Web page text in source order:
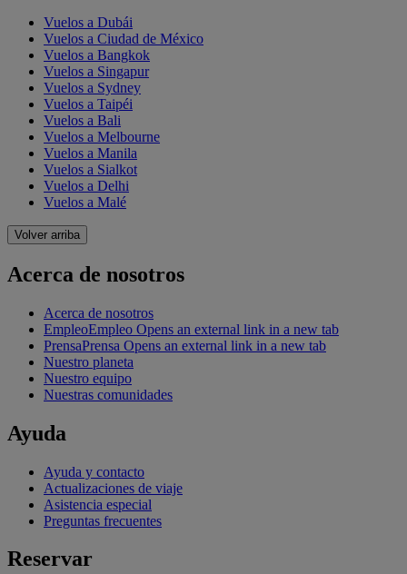
Vuelos a Dubái
Vuelos a Ciudad de México
Vuelos a Bangkok
Vuelos a Singapur
Vuelos a Sydney
Vuelos a Taipéi
Vuelos a Bali
Vuelos a Melbourne
Vuelos a Manila
Vuelos a Sialkot
Vuelos a Delhi
Vuelos a Malé
Volver arriba
Acerca de nosotros
Acerca de nosotros
EmpleoEmpleo Opens an external link in a new tab
PrensaPrensa Opens an external link in a new tab
Nuestro planeta
Nuestro equipo
Nuestras comunidades
Ayuda
Ayuda y contacto
Actualizaciones de viaje
Asistencia especial
Preguntas frecuentes
Reservar